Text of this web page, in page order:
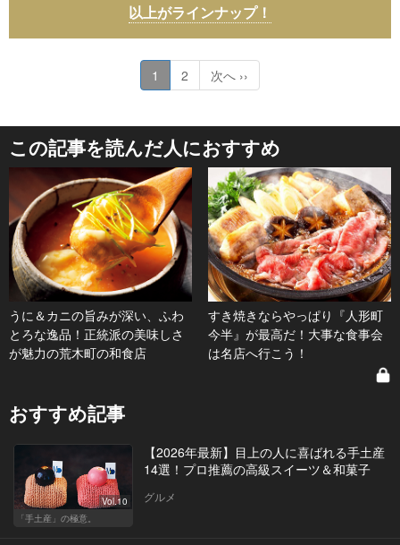
以上がラインナップ！
1 2 次へ ››
この記事を読んだ人におすすめ
うに＆カニの旨みが深い、ふわ
とろな逸品！正統派の美味しさ
が魅力の荒木町の和食店
すき焼きならやっぱり『人形町
今半』が最高だ！大事な食事会
は名店へ行こう！
おすすめ記事
Vol.10
「手土産」の極意。
【2026年最新】目上の人に喜ばれる手土産
14選！プロ推薦の高級スイーツ＆和菓子
グルメ